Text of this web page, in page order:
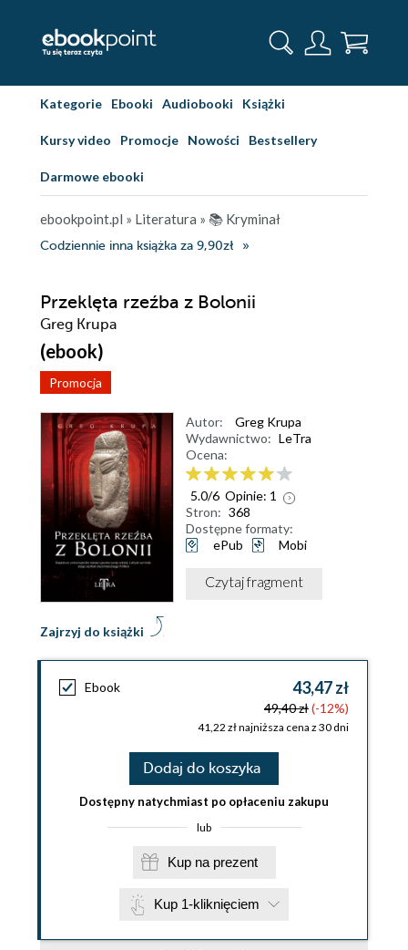
Kategorie Ebooki Audiobooki Książki
Kursy video Promocje Nowości Bestsellery
Darmowe ebooki
ebookpoint.pl » Literatura » 📚 Kryminał
Codziennie inna książka za 9,90zł
Przeklęta rzeźba z Bolonii
Greg Krupa
(ebook)
Promocja
Zajrzyj do książki
Autor:
Greg Krupa
Wydawnictwo: LeTra
Ocena:
5.0/6 Opinie: 1
Stron: 368
Dostępne formaty:
ePub
Mobi
Czytaj fragment
Ebook 43,47 zł
49,40 zł(-12%)
41,22 zł najniższa cena z 30 dni
Dodaj do koszyka
Dostępny natychmiast po opłaceniu zakupu
lub
Kup na prezent
Kup 1-kliknięciem